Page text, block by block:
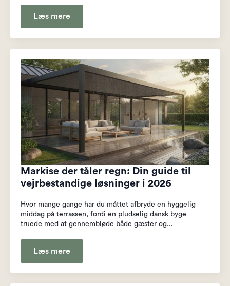
Læs mere
Markise der tåler regn: Din guide til
vejrbestandige løsninger i 2026
Hvor mange gange har du måttet afbryde en hyggelig
middag på terrassen, fordi en pludselig dansk byge
truede med at gennembløde både gæster og...
Læs mere